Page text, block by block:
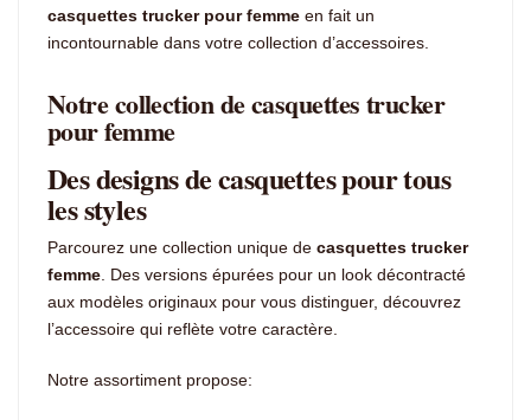
casquettes trucker pour femme en fait un
incontournable dans votre collection d’accessoires.
Notre collection de casquettes trucker
pour femme
Des designs de casquettes pour tous
les styles
Parcourez une collection unique de casquettes trucker
femme. Des versions épurées pour un look décontracté
aux modèles originaux pour vous distinguer, découvrez
l’accessoire qui reflète votre caractère.
Notre assortiment propose: